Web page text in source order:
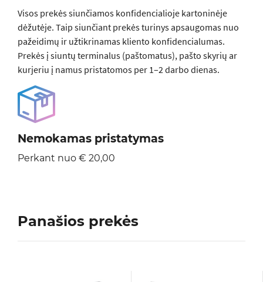
Visos prеkės siunčiamos konfidencialioje kartoninėje
dėžutėje. Taip siunčiant prekės turinys apsaugomas nuo
pažeidimų ir užtikrinamas kliento konfidencialumas.
Prekės į siuntų terminalus (paštomatus), pašto skyrių ar
kurjeriu į namus pristatomos per 1–2 darbo dienas.
Nemokamas pristatymas
Perkant nuo € 20,00
Panašios prekės